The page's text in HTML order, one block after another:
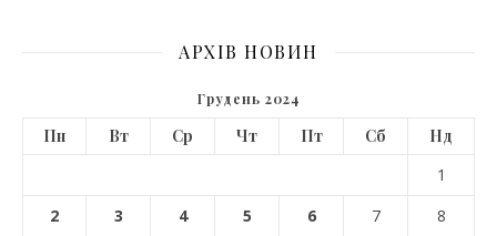
АРХІВ НОВИН
Грудень 2024
Пн Вт Ср Чт Пт Сб
Нд
1
2
3 4 5 6 7 8